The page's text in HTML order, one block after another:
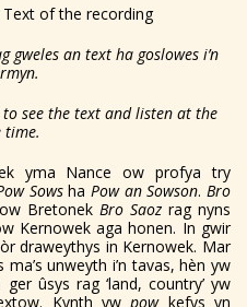
of the recording
gweles an text ha goslowes i’n
see the text and listen at the
time.
yma Nance ow profya try
SowshaPow an Sowson.Bro
Bretonek Bro Saoz rag nyns
Kernowek aga honen. In gwir
draweythys in Kernowek. Mar
unweyth i’n tavas, hèn yw
ger ûsys rag ‘land, country’ yw
Kynth ywpowkefys yn